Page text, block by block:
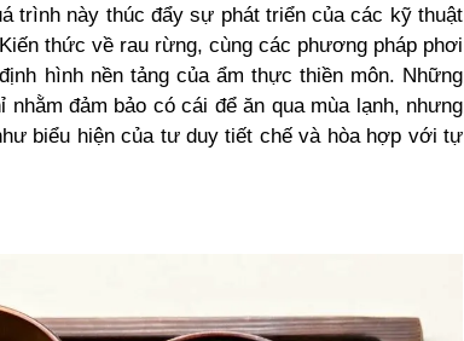
trình này thúc đẩy sự phát triển của các kỹ thuật
thức về rau rừng, cùng các phương pháp phơi
hình nền tảng của ẩm thực thiền môn. Những
đảm bảo có cái để ăn qua mùa lạnh, nhưng
biểu hiện của tư duy tiết chế và hòa hợp với tự